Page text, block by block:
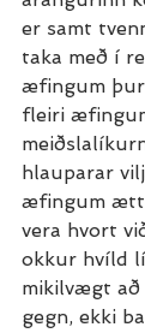
er samt
taka með í
æfingum
fleiri
hlauparar
æfingum
vera hvort
okkur hvíld
mikilvægt
gegn, ekki